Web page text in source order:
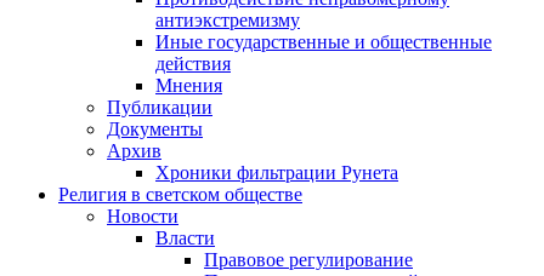
антиэкстремизму
Иные государственные и общественные
действия
Мнения
Публикации
Документы
Архив
Хроники фильтрации Рунета
Религия в светском обществе
Новости
Власти
Правовое регулирование